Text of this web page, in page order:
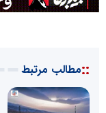
::مطالب مرتبط